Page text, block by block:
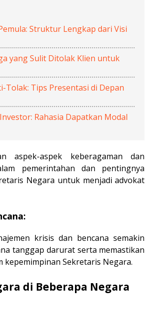
Struktur Lengkap dari Visi
yang Sulit Ditolak Klien untuk
Tolak: Tips Presentasi di Depan
Rahasia Dapatkan Modal
aspek-aspek keberagaman dan
pemerintahan dan pentingnya
Negara untuk menjadi advokat
krisis dan bencana semakin
tanggap darurat serta memastikan
Sekretaris Negara.
di Beberapa Negara